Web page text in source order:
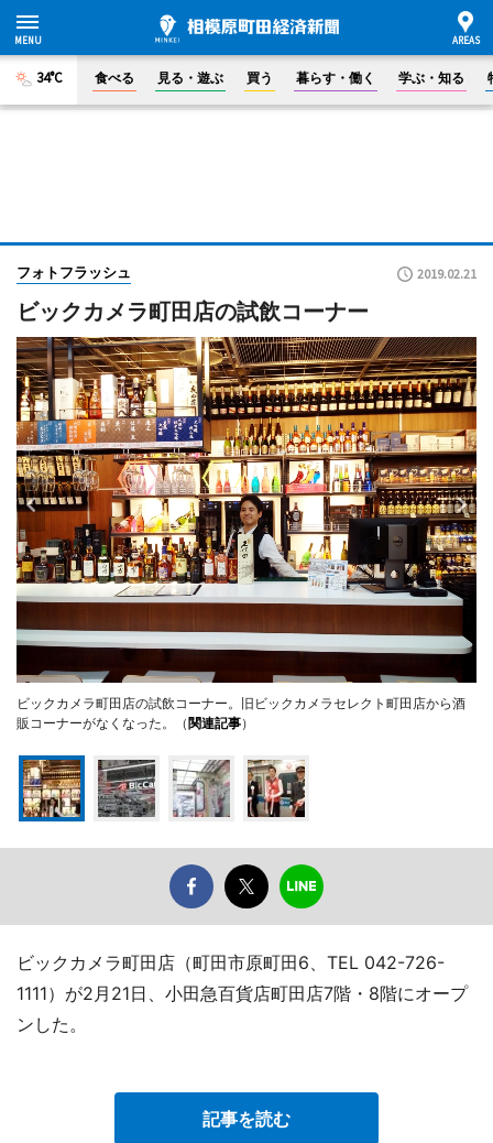
34°C 食べる 見る・遊ぶ 買う 暮らす・働く 学ぶ・知る
フォトフラッシュ 2019.02.21
ビックカメラ町田店の試飲コーナー
ビックカメラ町田店の試飲コーナー。旧ビックカメラセレクト町田店から酒
販コーナーがなくなった。（関連記事）
ビックカメラ町田店（町田市原町田6、TEL 042-726-
1111）が2月21日、小田急百貨店町田店7階・8階にオープ
ンした。
記事を読む